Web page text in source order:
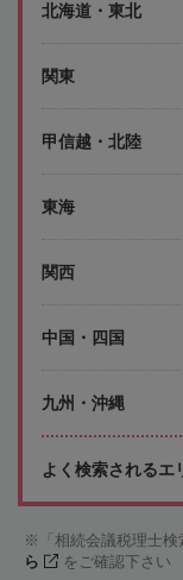
北海道・東北
関東
甲信越・北陸
東海
関西
中国・四国
九州・沖縄
よく検索されるエ
「相続会議税理士
ら
をご確認下さい